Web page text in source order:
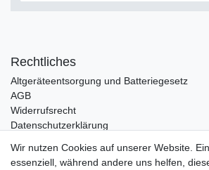
Rechtliches
Altgeräteentsorgung und Batteriegesetz
AGB
Widerrufsrecht
Datenschutzerklärung
Impressum
Wir nutzen Cookies auf unserer Website.
essenziell, während andere uns helfen,